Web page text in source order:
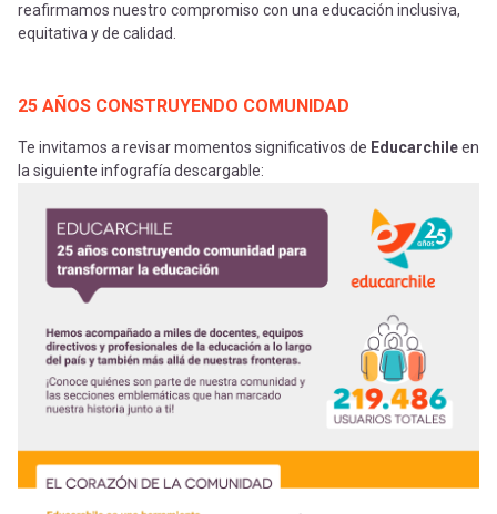
reafirmamos nuestro compromiso con una educación inclusiva,
equitativa y de calidad.
25 AÑOS CONSTRUYENDO COMUNIDAD
Te invitamos a revisar momentos significativos de Educarchileen
la siguiente infografía descargable: